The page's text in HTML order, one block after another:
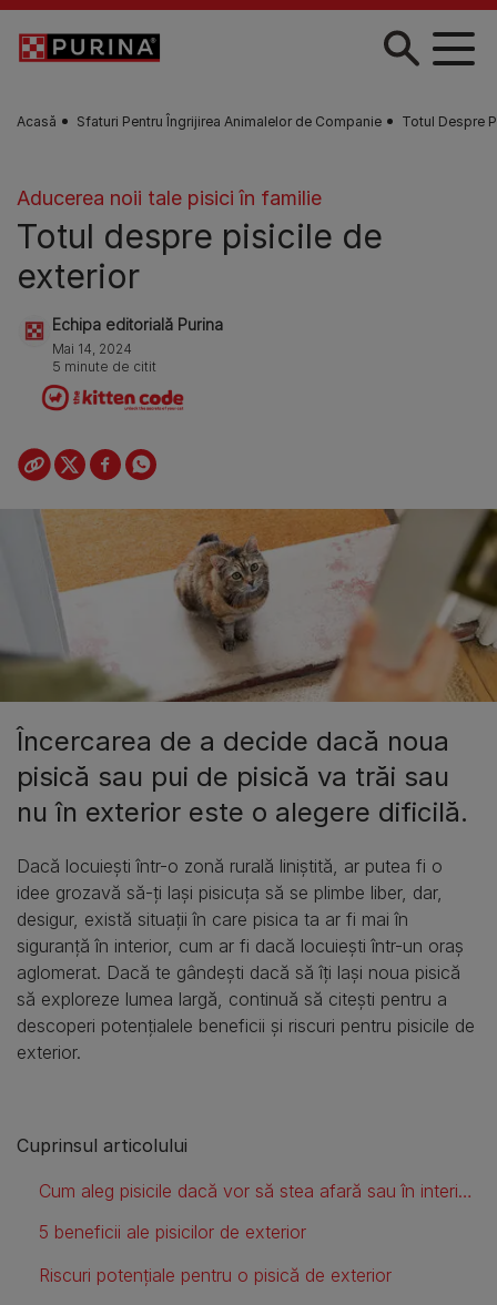
Skip to main content
Acasă Sfaturi Pentru Îngrijirea Animalelor de Companie Totul Despre
Aducerea noii tale pisici în familie
Totul despre pisicile de
exterior
Echipa editorială Purina
Mai 14, 2024
5 minute de citit
Încercarea de a decide dacă noua
pisică sau pui de pisică va trăi sau
nu în exterior este o alegere dificilă.
Dacă locuiești într-o zonă rurală liniștită, ar putea fi o
idee grozavă să-ți lași pisicuța să se plimbe liber, dar,
desigur, există situații în care pisica ta ar fi mai în
siguranță în interior, cum ar fi dacă locuiești într-un oraș
aglomerat. Dacă te gândești dacă să îți lași noua pisică
să exploreze lumea largă, continuă să citești pentru a
descoperi potențialele beneficii și riscuri pentru pisicile de
exterior.
Cuprinsul articolului
Cum aleg pisicile dacă vor să stea afară sau în interior?
5 beneficii ale pisicilor de exterior
Riscuri potențiale pentru o pisică de exterior